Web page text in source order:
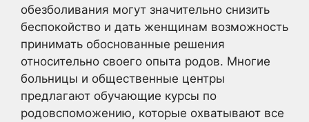
обезболивания могут значительно снизить
беспокойство и дать женщинам возможность
принимать обоснованные решения
относительно своего опыта родов. Многие
больницы и общественные центры
предлагают обучающие курсы по
родовспоможению, которые охватывают все